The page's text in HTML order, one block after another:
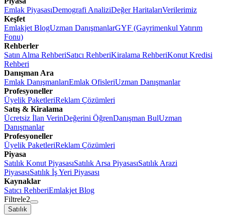
Emlak PiyasasıDemografi AnaliziDeğer HaritalarıVerilerimiz
Keşfet
Emlakjet BlogUzman DanışmanlarGYF (Gayrimenkul Yatırım
Fonu)
Rehberler
Satın Alma RehberiSatıcı RehberiKiralama RehberiKonut Kredisi
Rehberi
Danışman Ara
Emlak DanışmanlarıEmlak OfisleriUzman Danışmanlar
Profesyoneller
Üyelik PaketleriReklam Çözümleri
Satış & Kiralama
Ücretsiz İlan VerinDeğerini ÖğrenDanışman BulUzman
Danışmanlar
Profesyoneller
Üyelik PaketleriReklam Çözümleri
Piyasa
Satılık Konut PiyasasıSatılık Arsa PiyasasıSatılık Arazi
PiyasasıSatılık İş Yeri Piyasası
Kaynaklar
Satıcı RehberiEmlakjet Blog
Filtrele2
Satılık